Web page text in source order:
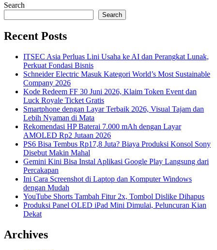
Search
Search
Recent Posts
ITSEC Asia Perluas Lini Usaha ke AI dan Perangkat Lunak,
Perkuat Fondasi Bisnis
Schneider Electric Masuk Kategori World’s Most Sustainable
Company 2026
Kode Redeem FF 30 Juni 2026, Klaim Token Event dan
Luck Royale Ticket Gratis
Smartphone dengan Layar Terbaik 2026, Visual Tajam dan
Lebih Nyaman di Mata
Rekomendasi HP Baterai 7.000 mAh dengan Layar
AMOLED Rp2 Jutaan 2026
PS6 Bisa Tembus Rp17,8 Juta? Biaya Produksi Konsol Sony
Disebut Makin Mahal
Gemini Kini Bisa Instal Aplikasi Google Play Langsung dari
Percakapan
Ini Cara Screenshot di Laptop dan Komputer Windows
dengan Mudah
YouTube Shorts Tambah Fitur 2x, Tombol Dislike Dihapus
Produksi Panel OLED iPad Mini Dimulai, Peluncuran Kian
Dekat
Archives